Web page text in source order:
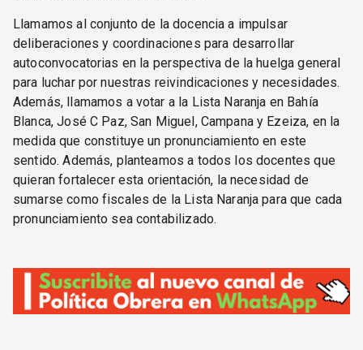
Llamamos al conjunto de la docencia a impulsar
deliberaciones y coordinaciones para desarrollar
autoconvocatorias en la perspectiva de la huelga general
para luchar por nuestras reivindicaciones y necesidades.
Además, llamamos a votar a la Lista Naranja en Bahía
Blanca, José C Paz, San Miguel, Campana y Ezeiza, en la
medida que constituye un pronunciamiento en este
sentido. Además, planteamos a todos los docentes que
quieran fortalecer esta orientación, la necesidad de
sumarse como fiscales de la Lista Naranja para que cada
pronunciamiento sea contabilizado.